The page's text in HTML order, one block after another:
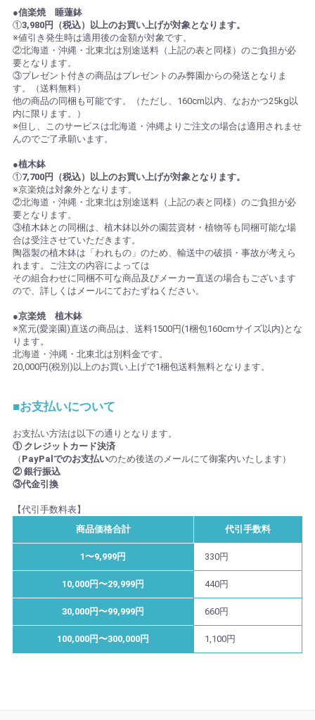
●信楽焼 睡蓮鉢
①3,980円（税込）以上のお買い上げが対象となります。
※値引き発生時は適用後の金額が対象です。
②北海道・沖縄・北東北は別途送料（上記の表と同様）のご負担が必
要となります。
③プレゼント付きの商品はプレゼントのみ弊園からの発送となりま
す。（送料無料）
他の商品の同梱も可能です。（ただし、160cm以内、なおかつ25kg以
内に限ります。）
※但し、このサービスは北海道・沖縄よりご注文の場合は適用されませ
んのでご了承願います。
●植木鉢
①7,700円（税込）以上のお買い上げが対象となります。
※京楽焼は対象外となります。
②北海道・沖縄・北東北は別途送料（上記の表と同様）のご負担が必
要となります。
③植木鉢との同梱は、植木鉢以外の園芸資材・植物等も同梱可能な場
合は受注させていただきます。
陶器製の植木鉢は「われもの」のため、輸送中の破損・事故が考えら
れます。ご注文の内容によっては
その組合わせに同梱不可な商品及びメーカー直送の場合もございます
ので、詳しくはメールにておたずねください。
●京楽焼 植木鉢
※窯元(愛楽園)直送の商品は、送料1500円(1梱包160cmサイズ以内)とな
ります。
北海道・沖縄・北東北は別料金です。
20,000円(税別)以上のお買い上げで1梱包送料無料となります。
■お支払いについて
お支払い方法は以下の通りとなります。
① クレジットカード決済
（ PayPalでのお支払いのため後送のメールにて御案内いたします）
② 銀行振込
③代金引換
【代引手数料表】
商品価格合計
代引手数料
1〜9,999円 330円
10,000円〜29,999円 440円
30,000円〜99,999円 660円
100,000円〜300,000円 1,100円